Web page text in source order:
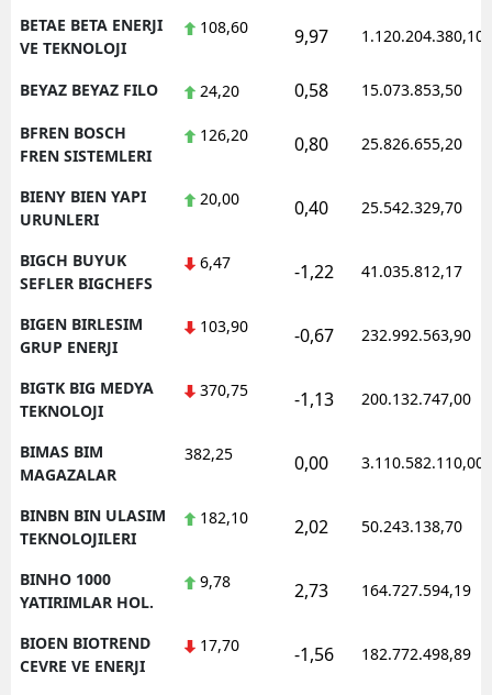
BETAE BETA ENERJI
VE TEKNOLOJI
108,60 9,97 1.120.204.380,10
BEYAZ BEYAZ FILO 24,20 0,58 15.073.853,50
BFREN BOSCH
FREN SISTEMLERI
126,20 0,80 25.826.655,20
BIENY BIEN YAPI
URUNLERI
20,00 0,40 25.542.329,70
BIGCH BUYUK
SEFLER BIGCHEFS
6,47 -1,22 41.035.812,17
BIGEN BIRLESIM
GRUP ENERJI
103,90 -0,67 232.992.563,90
BIGTK BIG MEDYA
TEKNOLOJI
370,75 -1,13 200.132.747,00
BIMAS BIM
MAGAZALAR
382,25 0,00 3.110.582.110,00
BINBN BIN ULASIM
TEKNOLOJILERI
182,10 2,02 50.243.138,70
BINHO 1000
YATIRIMLAR HOL.
9,78 2,73 164.727.594,19
BIOEN BIOTREND
CEVRE VE ENERJI
17,70 -1,56 182.772.498,89